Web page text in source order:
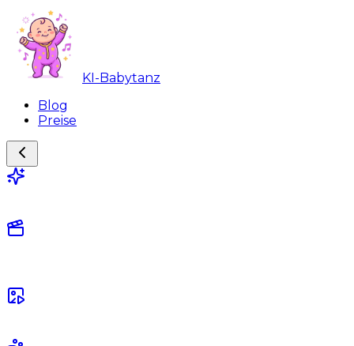
KI-Babytanz
Blog
Preise